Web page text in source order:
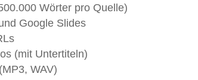
Wörter pro Quelle)
Google Slides
(mit Untertiteln)
WAV)